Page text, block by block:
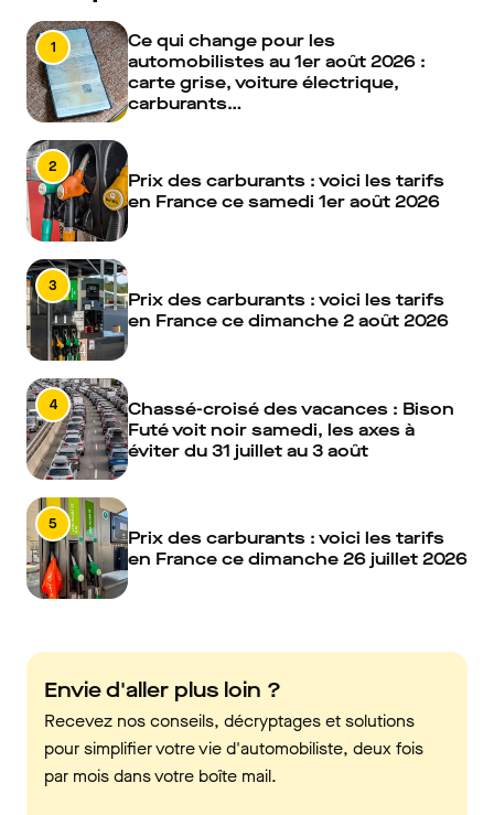
1
Ce qui change pour les
automobilistes au 1er août 2026 :
carte grise, voiture électrique,
carburants…
2
Prix des carburants : voici les tarifs
en France ce samedi 1er août 2026
3
Prix des carburants : voici les tarifs
en France ce dimanche 2 août 2026
4
Chassé-croisé des vacances : Bison
Futé voit noir samedi, les axes à
éviter du 31 juillet au 3 août
5
Prix des carburants : voici les tarifs
en France ce dimanche 26 juillet 2026
Envie d'aller plus loin ?
Recevez nos conseils, décryptages et solutions
pour simplifier votre vie d'automobiliste, deux fois
par mois dans votre boîte mail.